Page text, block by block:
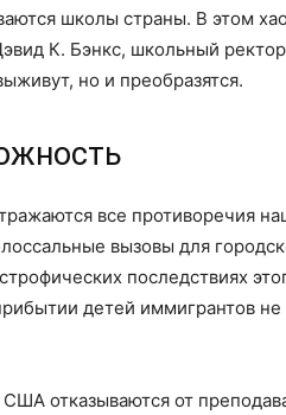
школы страны. В этом
К. Бэнкс, школьный
но и преобразятся.
все противоречия
вызовы для
последствиях
детей иммигрантов не
отказываются от